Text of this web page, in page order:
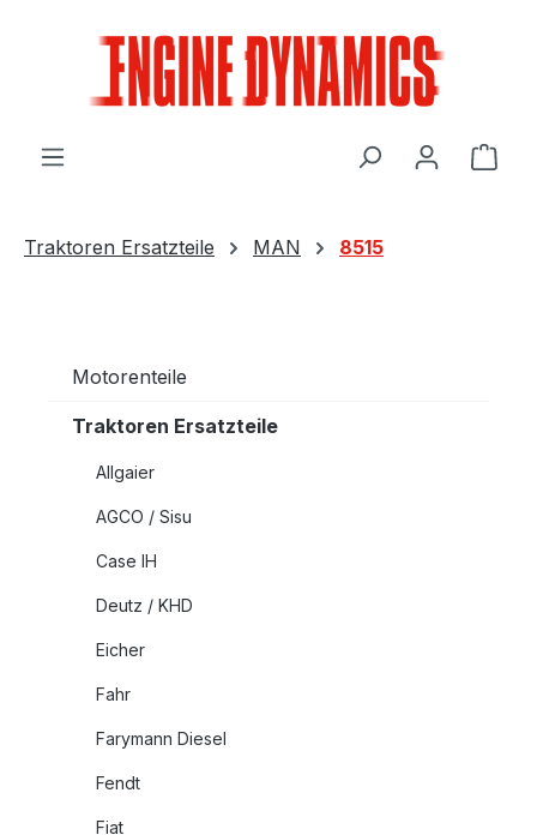
Traktoren Ersatzteile MAN 8515
Motorenteile
Traktoren Ersatzteile
Allgaier
AGCO / Sisu
Case IH
Deutz / KHD
Eicher
Fahr
Farymann Diesel
Fendt
Fiat